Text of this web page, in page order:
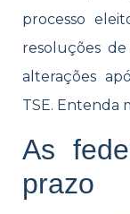
processo
resoluções
alterações
TSE. Entenda
As
prazo